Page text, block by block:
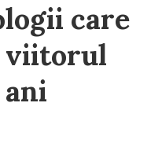
care
viitorul